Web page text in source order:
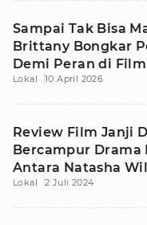
Sampai Tak Bisa
Brittany Bongkar
Demi Peran di
Lokal 10 April 2026
Review Film Janji
Bercampur Drama
Antara Natasha
Mahira
Lokal 2 Juli 2024